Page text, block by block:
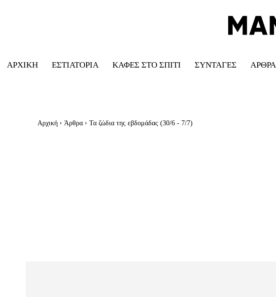
ΑΡΧΙΚΉ ΕΣΤΙΑΤΌΡΙΑ ΚΑΦΈΣ ΣΤΟ ΣΠΊΤΙ ΣΥΝΤΑΓΈΣ ΆΡΘΡΑ
Αρχική Άρθρα Τα ζώδια της εβδομάδας (30/6 - 7/7)